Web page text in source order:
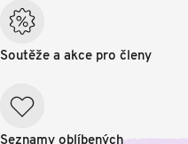
Soutěže a akce pro členy
Seznamy oblíbených